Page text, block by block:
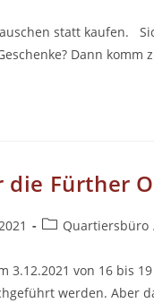
statt kaufen.
Dann komm
Fürther
Beitrags-
Quartiersbüro
3.12.2021 von 16 bis
werden. Aber